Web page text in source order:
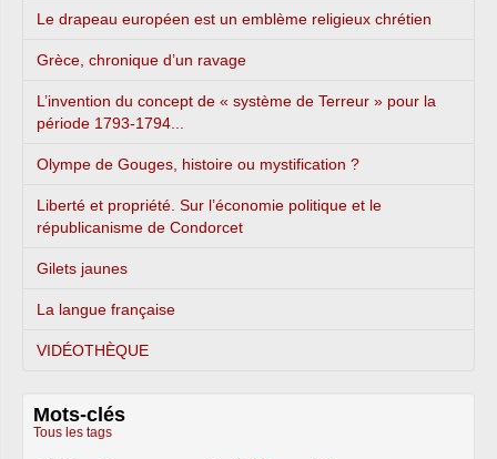
Le drapeau européen est un emblème religieux chrétien
Grèce, chronique d’un ravage
L’invention du concept de « système de Terreur » pour la
période 1793-1794...
Olympe de Gouges, histoire ou mystification ?
Liberté et propriété. Sur l’économie politique et le
républicanisme de Condorcet
Gilets jaunes
La langue française
VIDÉOTHÈQUE
Mots-clés
Tous les tags